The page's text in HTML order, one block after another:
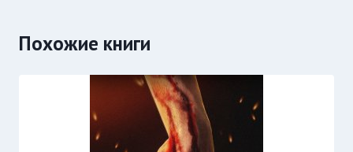
Похожие книги